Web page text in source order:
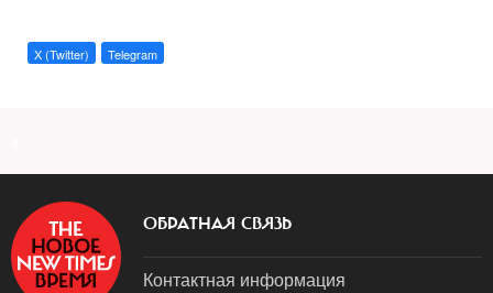
X (Twitter) Telegram
ОБРАТНАЯ СВЯЗЬ
Контактная информация